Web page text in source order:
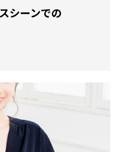
シーンでの